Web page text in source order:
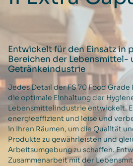
Entwickelt für den Einsatz in
Bereichen der Lebensmittel-
Getränkeindustrie
Jedes Detail der FS 70 Food Grade
die optimale Einhaltung der
Lebensmittelindustrie entwickelt.
energieeffizient und leise und
in Ihren Räumen, um die Qualität
Produkte zu gewährleisten und
Arbeitsumgebung zu schaffen.
Zusammenarbeit mit der